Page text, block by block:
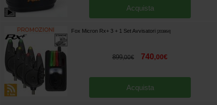
Acquista
Fox Micron Rx+ 3 + 1 Set Avvisatori 203864]
899,00€ 740,00€
Acquista